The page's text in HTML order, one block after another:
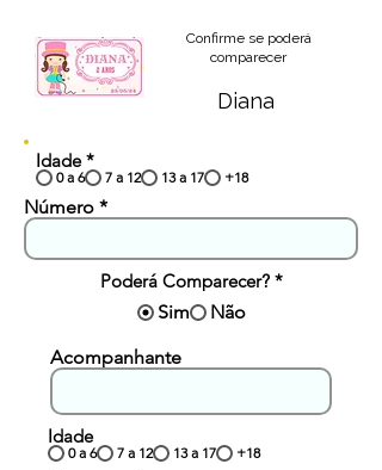
Confirme se poderá
comparecer
Diana
Idade *
0 a 6 7 a 12 13 a 17 +18
Número
Poderá Comparecer? *
Sim
Não
Acompanhante
Idade
0 a 6 7 a 12 13 a 17 +18